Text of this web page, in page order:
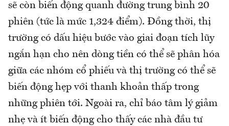
sẽ còn biến động quanh đường trung bình 20
phiên (tức là mức 1,324 điểm). Đồng thời, thị
trường có dấu hiệu bước vào giai đoạn tích lũy
ngắn hạn cho nên dòng tiền có thể sẽ phân hóa
giữa các nhóm cổ phiếu và thị trường có thể sẽ
biến động hẹp với thanh khoản thấp trong
những phiên tới. Ngoài ra, chỉ báo tâm lý giảm
nhẹ và ít biến động cho thấy các nhà đầu tư